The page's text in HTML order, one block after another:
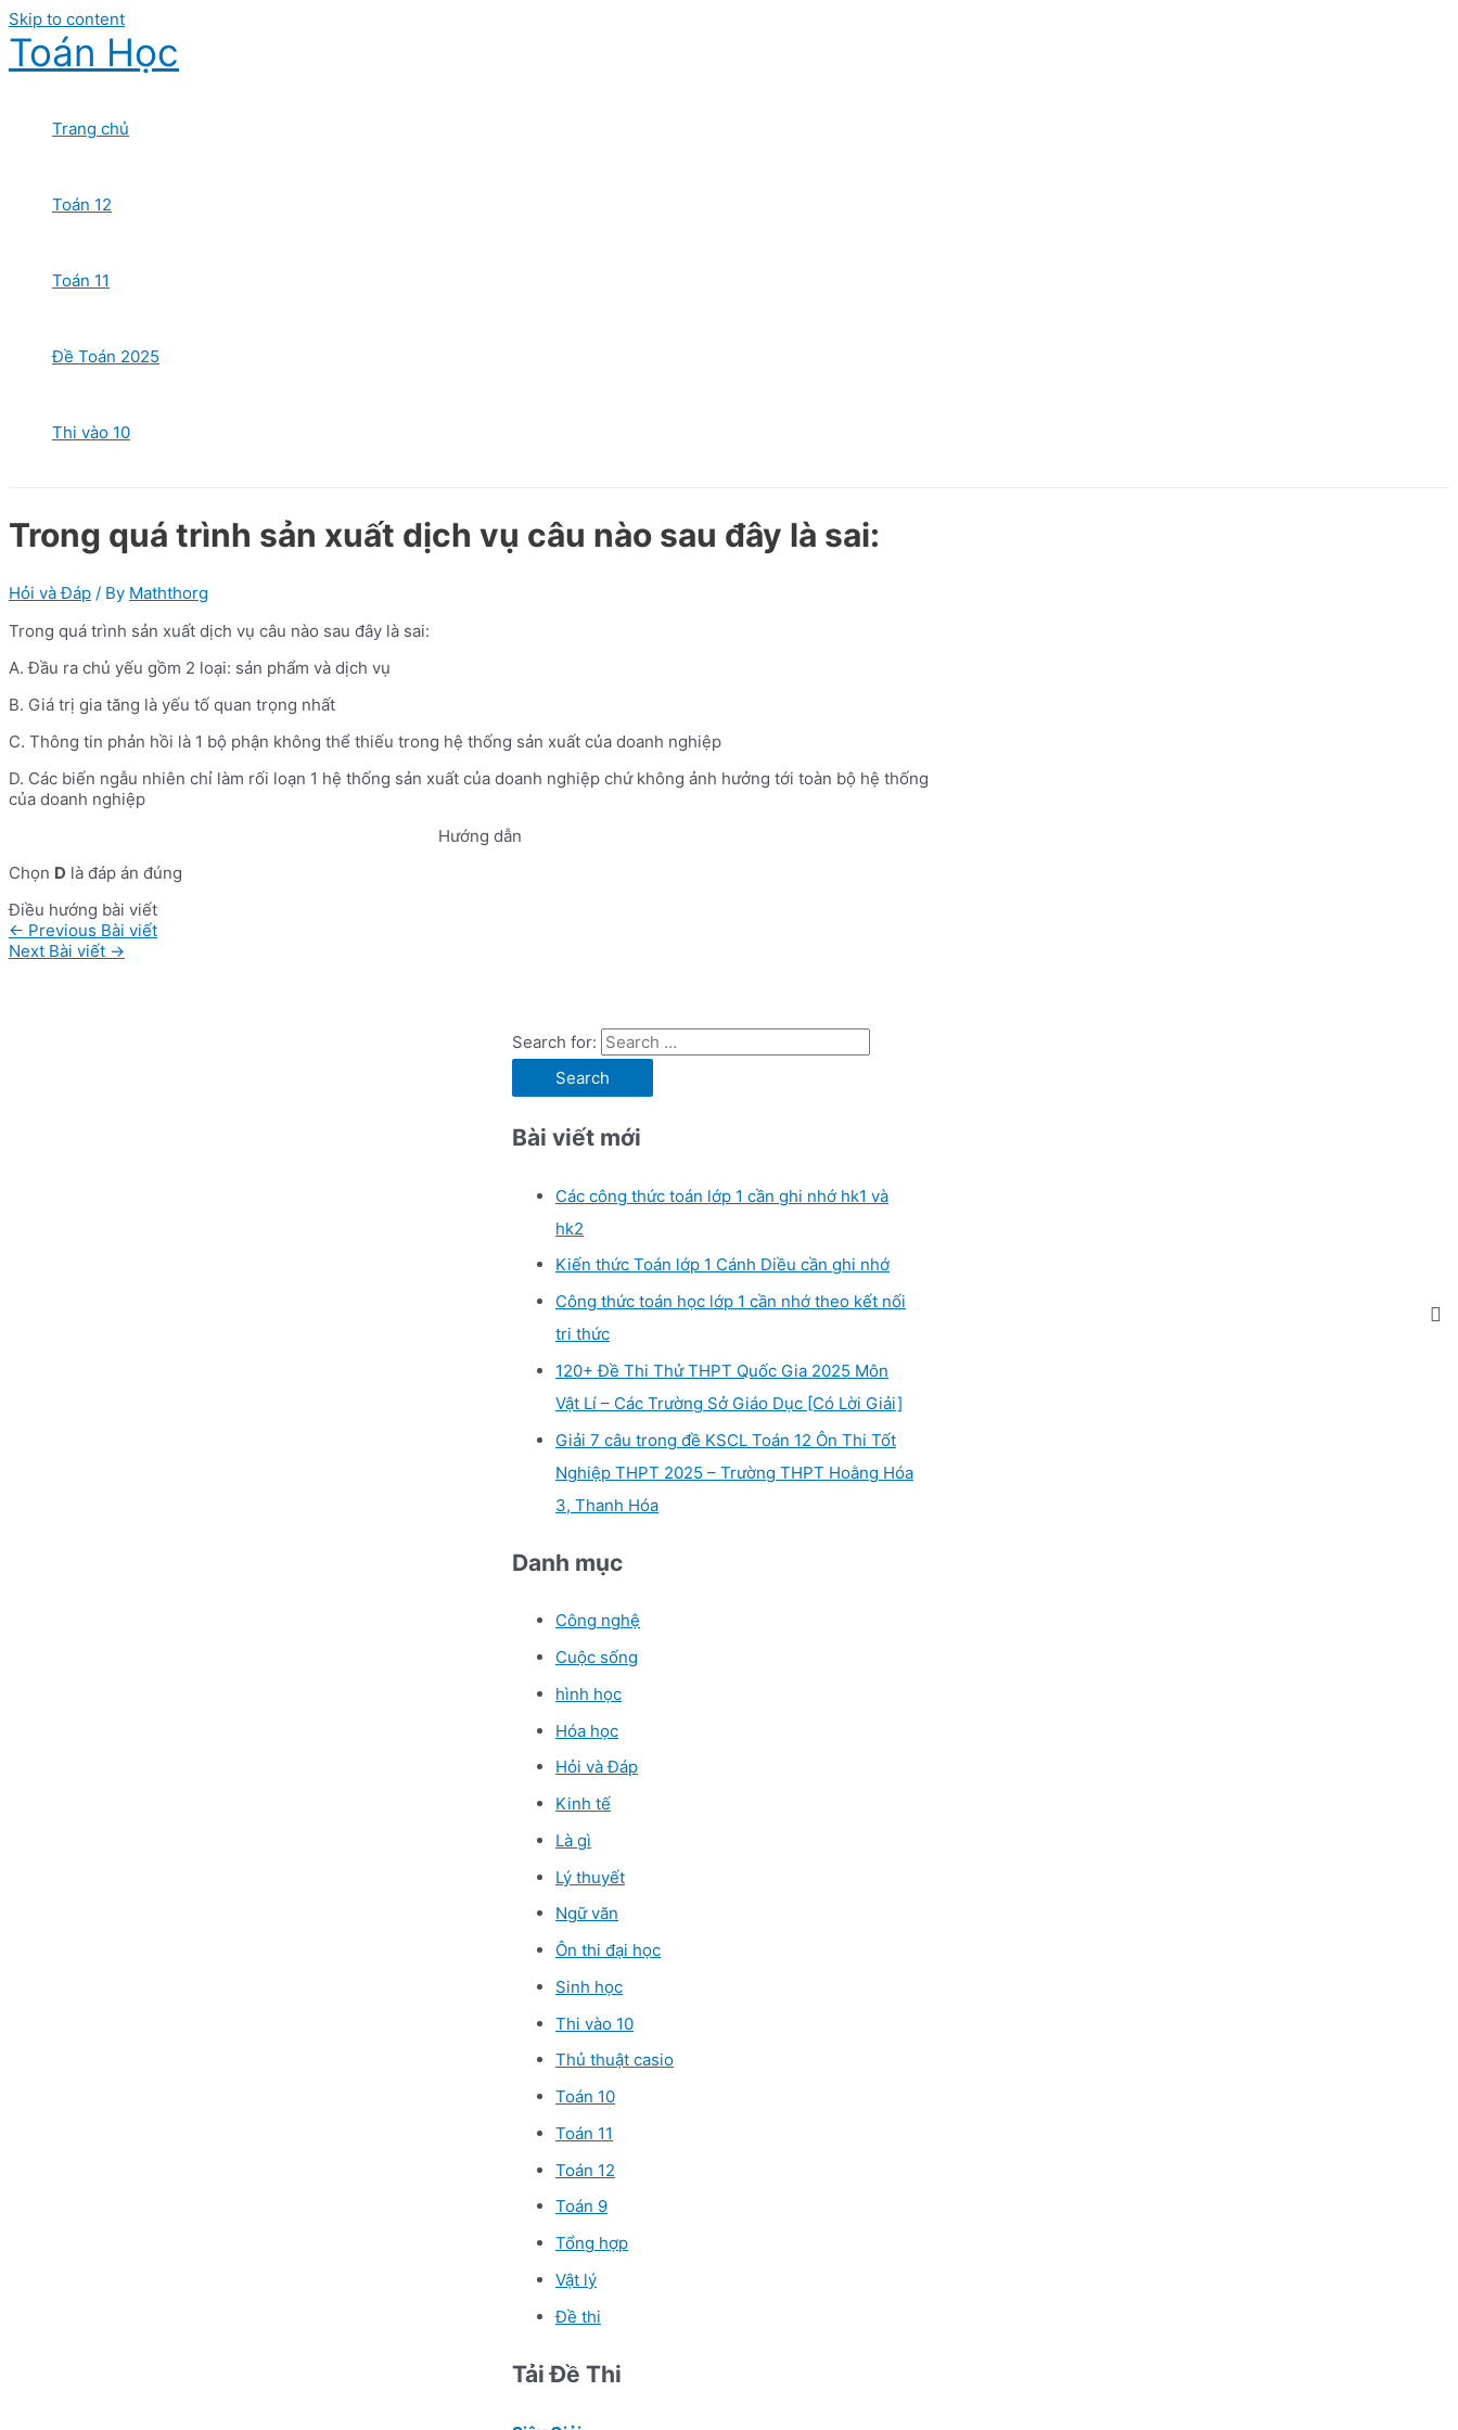
Skip to content
Toán Học
Trang chủ
Toán 12
Toán 11
Đề Toán 2025
Thi vào 10
Trong quá trình sản xuất dịch vụ câu nào sau đây là sai:
Hỏi và Đáp / By Maththorg
Trong quá trình sản xuất dịch vụ câu nào sau đây là sai:
A. Đầu ra chủ yếu gồm 2 loại: sản phẩm và dịch vụ
B. Giá trị gia tăng là yếu tố quan trọng nhất
C. Thông tin phản hồi là 1 bộ phận không thể thiếu trong hệ thống sản xuất của doanh nghiệp
D. Các biến ngẫu nhiên chỉ làm rối loạn 1 hệ thống sản xuất của doanh nghiệp chứ không ảnh hưởng tới toàn bộ hệ thống
của doanh nghiệp
Hướng dẫn
Chọn D là đáp án đúng
Điều hướng bài viết
← Previous Bài viết
Next Bài viết →
Search for:
Bài viết mới
Các công thức toán lớp 1 cần ghi nhớ hk1 và
hk2
Kiến thức Toán lớp 1 Cánh Diều cần ghi nhớ
Công thức toán học lớp 1 cần nhớ theo kết nối
tri thức
120+ Đề Thi Thử THPT Quốc Gia 2025 Môn
Vật Lí – Các Trường Sở Giáo Dục [Có Lời Giải]
Giải 7 câu trong đề KSCL Toán 12 Ôn Thi Tốt
Nghiệp THPT 2025 – Trường THPT Hoằng Hóa
3, Thanh Hóa
Danh mục
Công nghệ
Cuộc sống
hình học
Hóa học
Hỏi và Đáp
Kinh tế
Là gì
Lý thuyết
Ngữ văn
Ôn thi đại học
Sinh học
Thi vào 10
Thủ thuật casio
Toán 10
Toán 11
Toán 12
Toán 9
Tổng hợp
Vật lý
Đề thi
Tải Đề Thi